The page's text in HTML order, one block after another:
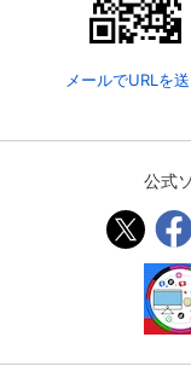
メールでURLを
公式